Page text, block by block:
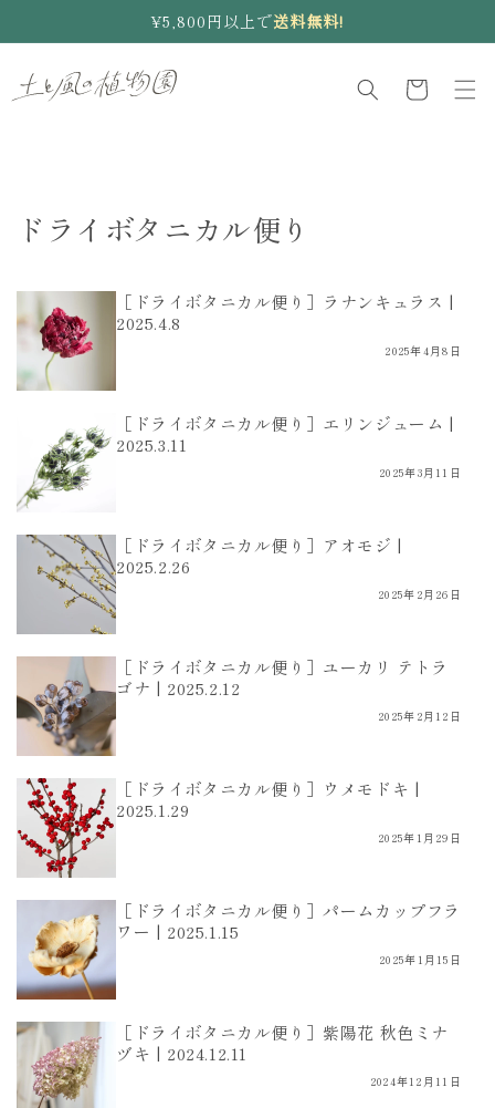
進む
¥5,800円以上で送料無料!
ー
ドライボタニカル便り
［ドライボタニカル便り］ラナンキュラス |
2025.4.8
2025年4月8日
［ドライボタニカル便り］エリンジューム |
2025.3.11
2025年3月11日
［ドライボタニカル便り］アオモジ |
2025.2.26
2025年2月26日
［ドライボタニカル便り］ユーカリ テトラ
ゴナ | 2025.2.12
2025年2月12日
［ドライボタニカル便り］ウメモドキ |
2025.1.29
2025年1月29日
［ドライボタニカル便り］パームカップフラ
ワー | 2025.1.15
2025年1月15日
［ドライボタニカル便り］紫陽花 秋色ミナ
ヅキ | 2024.12.11
2024年12月11日